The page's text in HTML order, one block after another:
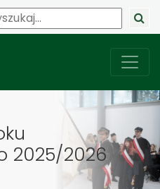
2025/2026